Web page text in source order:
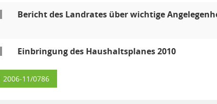
Bericht des Landrates über wichtige
Einbringung des Haushaltsplanes 2010
2006-11/0786